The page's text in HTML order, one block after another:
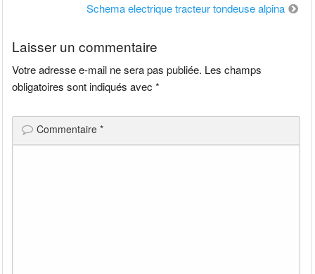
Schema electrique tracteur tondeuse alpina
Laisser un commentaire
Votre adresse e-mail ne sera pas publiée. Les champs
obligatoires sont indiqués avec*
Commentaire*